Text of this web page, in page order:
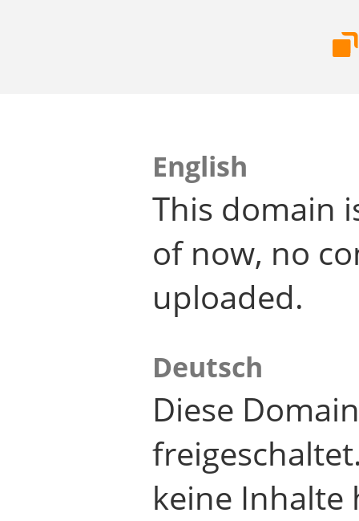
English
This domain
of now, no
uploaded.
Deutsch
Diese
keine Inhalte